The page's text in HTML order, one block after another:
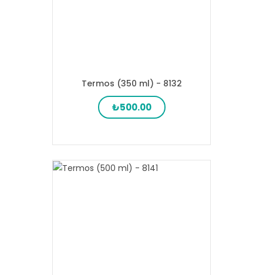
Termos (350 ml) - 8132
₺500.00